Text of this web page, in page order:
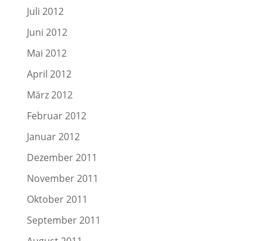
Juli 2012
Juni 2012
Mai 2012
April 2012
März 2012
Februar 2012
Januar 2012
Dezember 2011
November 2011
Oktober 2011
September 2011